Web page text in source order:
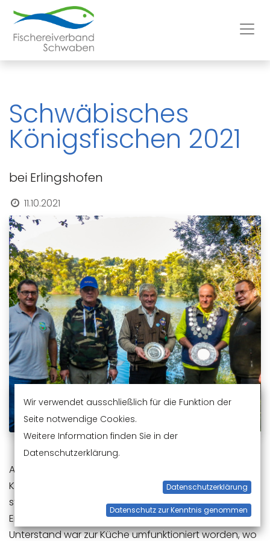
Schwäbisches
Königsfischen 2021
bei Erlingshofen
11.10.2021
Am Samstag den 9. Oktober fand das Schwäbische
Königsfischen an zwei Baggerseen bei Erlingshofen
statt. Die Veranstaltung war von den Anglerfreunden
Erlingshofen perfekt organisiert. Ihr überdachter
Unterstand war zur Küche umfunktioniert worden, wo
Wir verwendet ausschließlich für die Funktion der
Seite notwendige Cookies.
Weitere Information finden Sie in der
Datenschutzerklärung.
Datenschutzerklärung
Datenschutz zur Kenntnis genommen